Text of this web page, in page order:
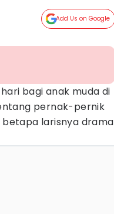
Add Us on Google
bagi anak muda di
pernak-pernik
larisnya drama